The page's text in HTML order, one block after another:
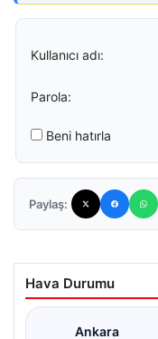
Kullanıcı adı:
Parola:
Beni hatırla
Paylaş:
Hava Durumu
Ankara